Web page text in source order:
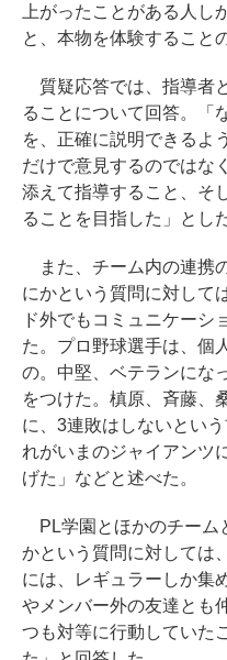
上がったことがある人
と、本物を体験すること
質疑応答では、指導者
ることについて回答。「
を、正確に説明できるよ
だけで意見するのではな
添えて指導すること、そ
ることを目指した」とした
また、チーム内の連携
にかという質問に対して
ド外でもコミュニケーシ
た。プロ野球選手は、個
の。中堅、ベテランにな
をつけた。槙原、斉藤、
に、3連敗はしないとい
れがいまのジャイアンツ
げた」などと述べた。
PL学園とほかのチーム
かという質問に対しては
には、レギュラーしか集
やメンバー外の友達とも
つも対等に行動していた